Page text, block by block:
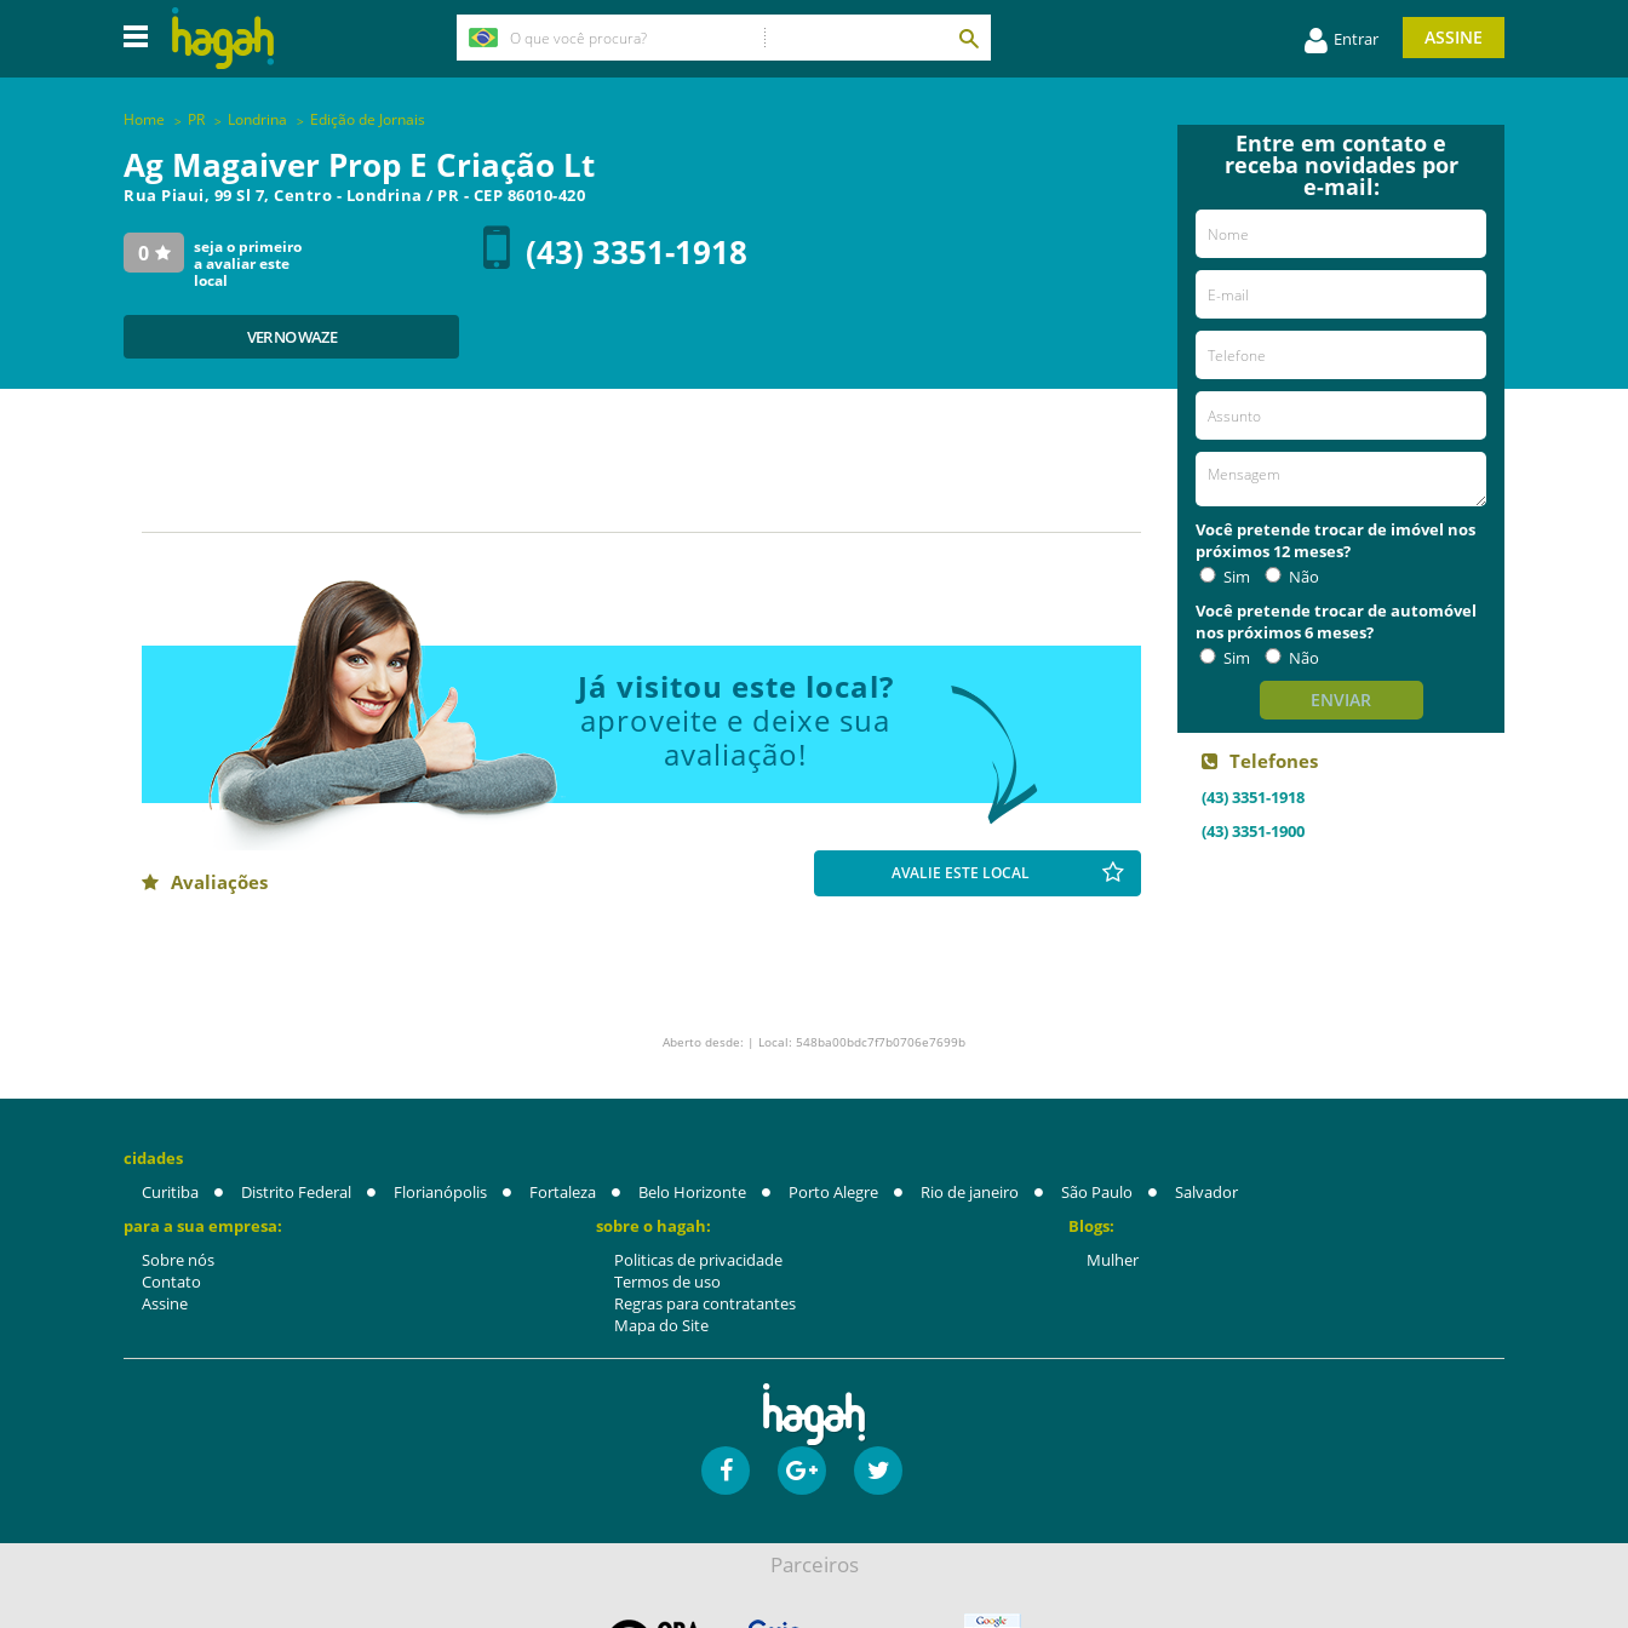
Entrar ASSINE
Home PR Londrina Edição de Jornais
Ag Magaiver Prop E Criação Lt
Rua Piaui, 99 Sl 7, Centro - Londrina / PR - CEP 86010-420
0
seja o primeiro
a avaliar este
local
(43) 3351-1918
VER NO WAZE
Já visitou este local?
aproveite e deixe sua
avaliação!
Avaliações AVALIE ESTE LOCAL
Entre em contato e
receba novidades por
e-mail:
Você pretende trocar de imóvel nos
próximos 12 meses?
Sim
Não
Você pretende trocar de automóvel
nos próximos 6 meses?
Sim
Não
ENVIAR
Telefones
(43) 3351-1918
(43) 3351-1900
Aberto desde: | Local: 548ba00bdc7f7b0706e7699b
cidades
Curitiba
Distrito Federal Florianópolis Fortaleza Belo Horizonte Porto Alegre Rio de janeiro São Paulo
Salvador
para a sua empresa:
Sobre nós
Contato
Assine
sobre o hagah:
Politicas de privacidade
Termos de uso
Regras para contratantes
Mapa do Site
Blogs:
Mulher
Parceiros